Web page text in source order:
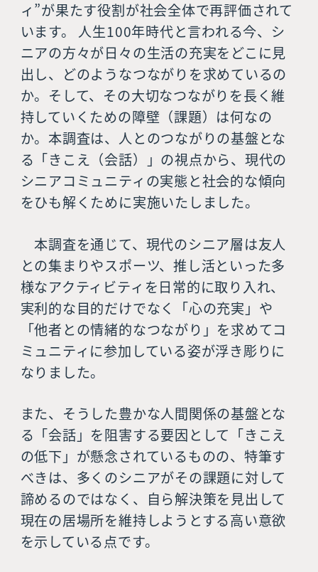
ィ”が果たす役割が社会全体で再評価されて
います。 人生100年時代と言われる今、シ
ニアの方々が日々の生活の充実をどこに見
出し、どのようなつながりを求めているの
か。そして、その大切なつながりを長く維
持していくための障壁（課題）は何なの
か。本調査は、人とのつながりの基盤とな
る「きこえ（会話）」の視点から、現代の
シニアコミュニティの実態と社会的な傾向
をひも解くために実施いたしました。
本調査を通じて、現代のシニア層は友人
との集まりやスポーツ、推し活といった多
様なアクティビティを日常的に取り入れ、
実利的な目的だけでなく「心の充実」や
「他者との情緒的なつながり」を求めてコ
ミュニティに参加している姿が浮き彫りに
なりました。
また、そうした豊かな人間関係の基盤とな
る「会話」を阻害する要因として「きこえ
の低下」が懸念されているものの、特筆す
べきは、多くのシニアがその課題に対して
諦めるのではなく、自ら解決策を見出して
現在の居場所を維持しようとする高い意欲
を示している点です。